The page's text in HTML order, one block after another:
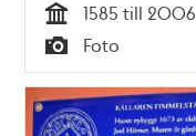
Tid
1585 till 2006
Typ
Foto